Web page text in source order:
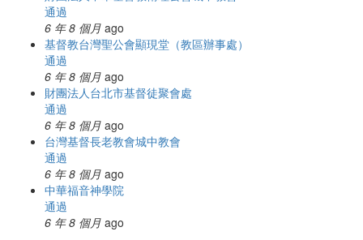
通過
6 年 8 個月 ago
基督教台灣聖公會顯現堂（教區辦事處）
通過
6 年 8 個月 ago
財團法人台北市基督徒聚會處
通過
6 年 8 個月 ago
台灣基督長老教會城中教會
通過
6 年 8 個月 ago
中華福音神學院
通過
6 年 8 個月 ago